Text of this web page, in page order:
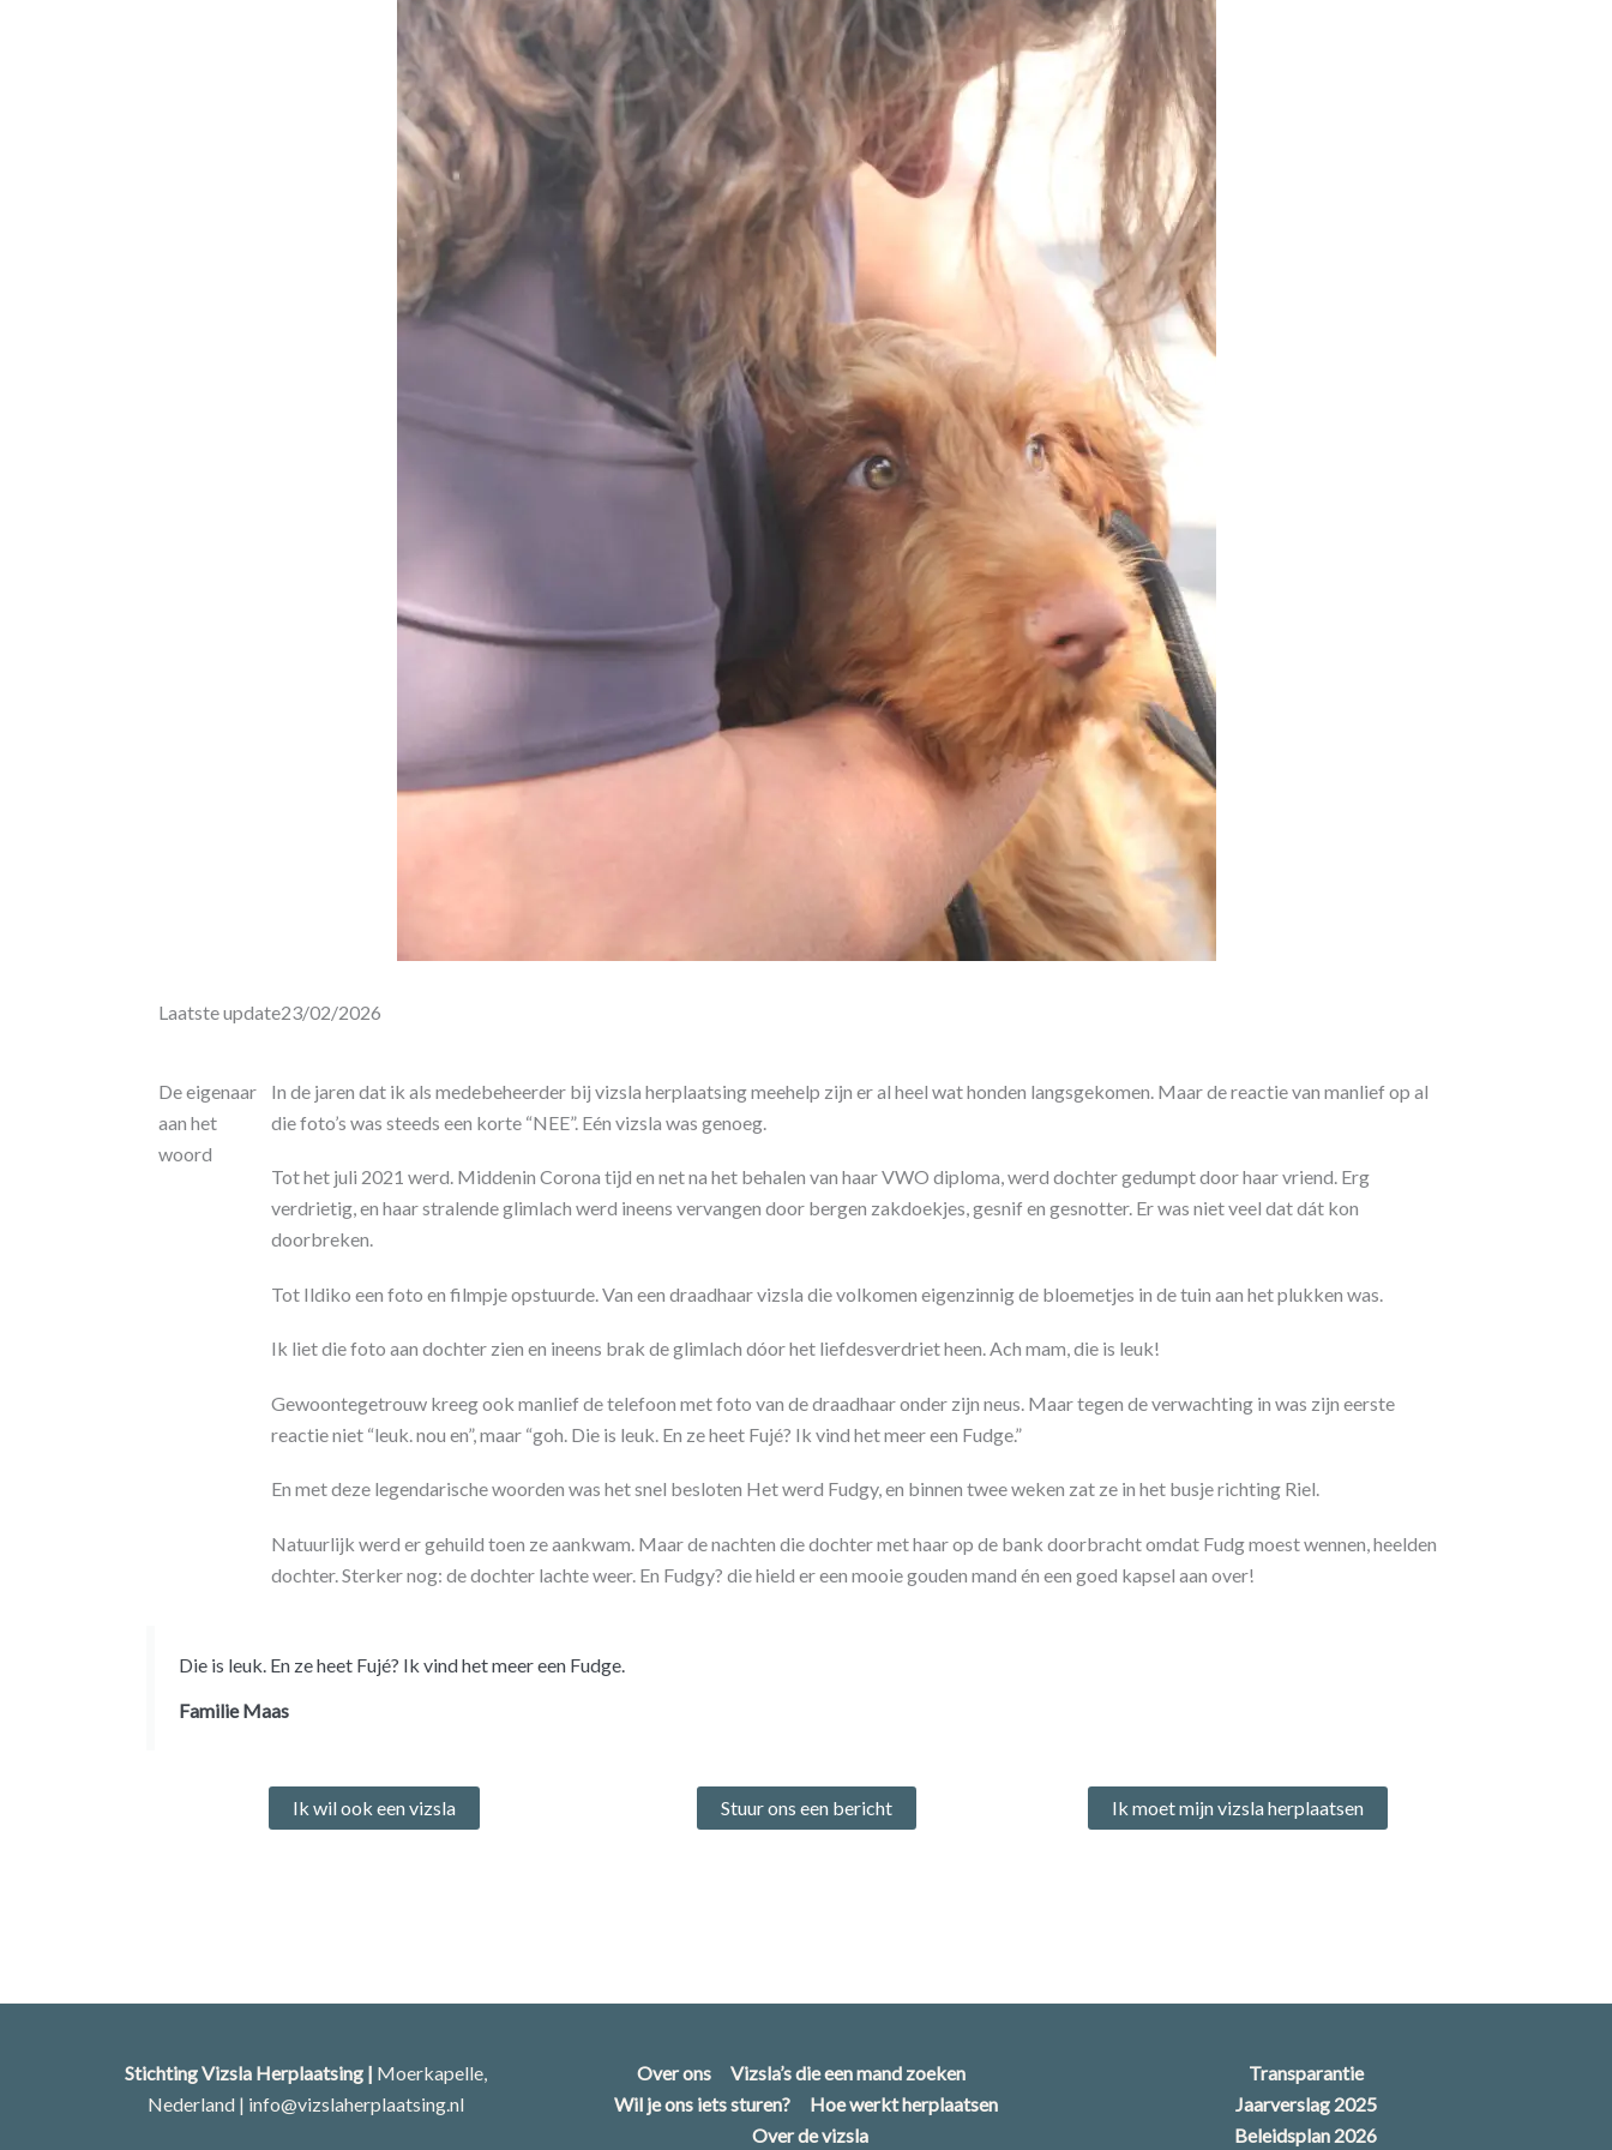
Laatste update23/02/2026
De eigenaar
aan het
woord
In de jaren dat ik als medebeheerder bij vizsla herplaatsing meehelp zijn er al heel wat honden langsgekomen. Maar de reactie van manlief op al
die foto’s was steeds een korte “NEE”. Eén vizsla was genoeg.
Tot het juli 2021 werd. Middenin Corona tijd en net na het behalen van haar VWO diploma, werd dochter gedumpt door haar vriend. Erg
verdrietig, en haar stralende glimlach werd ineens vervangen door bergen zakdoekjes, gesnif en gesnotter. Er was niet veel dat dát kon
doorbreken.
Tot Ildiko een foto en filmpje opstuurde. Van een draadhaar vizsla die volkomen eigenzinnig de bloemetjes in de tuin aan het plukken was.
Ik liet die foto aan dochter zien en ineens brak de glimlach dóor het liefdesverdriet heen. Ach mam, die is leuk!
Gewoontegetrouw kreeg ook manlief de telefoon met foto van de draadhaar onder zijn neus. Maar tegen de verwachting in was zijn eerste
reactie niet “leuk. nou en”, maar “goh. Die is leuk. En ze heet Fujé? Ik vind het meer een Fudge.”
En met deze legendarische woorden was het snel besloten Het werd Fudgy, en binnen twee weken zat ze in het busje richting Riel.
Natuurlijk werd er gehuild toen ze aankwam. Maar de nachten die dochter met haar op de bank doorbracht omdat Fudg moest wennen, heelden
dochter. Sterker nog: de dochter lachte weer. En Fudgy? die hield er een mooie gouden mand én een goed kapsel aan over!
Die is leuk. En ze heet Fujé? Ik vind het meer een Fudge.
Familie Maas
Ik wil ook een vizsla Stuur ons een bericht Ik moet mijn vizsla herplaatsen
Stichting Vizsla Herplaatsing | Moerkapelle,
Nederland | info@vizslaherplaatsing.nl
Over ons
Vizsla’s die een mand zoeken
Wil je ons iets sturen?
Hoe werkt herplaatsen
Over de vizsla
Transparantie
Jaarverslag 2025
Beleidsplan 2026